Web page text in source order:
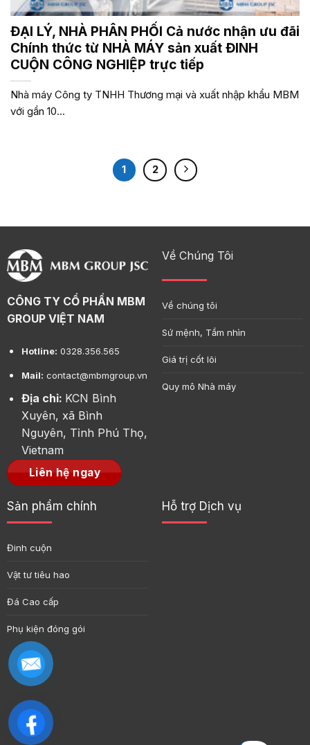
ĐẠI LÝ, NHÀ PHÂN PHỐI Cả nước nhận ưu đãi
Chính thức từ NHÀ MÁY sản xuất ĐINH
CUỘN CÔNG NGHIỆP trực tiếp
Nhà máy Công ty TNHH Thương mại và xuất nhập khẩu MBM
với gần 10...
1 2
CÔNG TY CỔ PHẦN MBM
GROUP VIỆT NAM
Hotline: 0328.356.565
Mail: contact@mbmgroup.vn
Địa chỉ: KCN Bình
Xuyên, xã Bình
Nguyên, Tỉnh Phú Thọ,
Vietnam
Liên hệ ngay
Về Chúng Tôi
Về chúng tôi
Sứ mệnh, Tầm nhìn
Giá trị cốt lõi
Quy mô Nhà máy
Sản phẩm chính
Đinh cuộn
Vật tư tiêu hao
Đá Cao cấp
Phụ kiện đóng gói
Hỗ trợ Dịch vụ